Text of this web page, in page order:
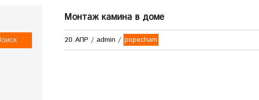
Монтаж камина в доме
20 АПР / admin / popecham